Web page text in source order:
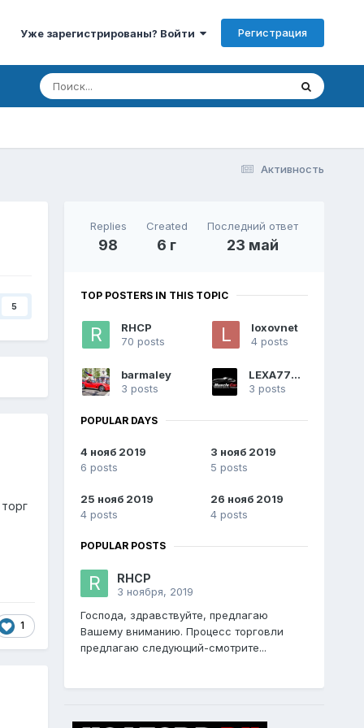
Уже зарегистрированы? Войти Регистрация
Активность
5
1
Replies
98
Created
6 г
Последний ответ
23 май
TOP POSTERS IN THIS TOPIC
RHCP
70 posts
loxovnet
4 posts
barmaley
3 posts
LEXA77766
3 posts
POPULAR DAYS
4 нояб 2019
6 posts
3 нояб 2019
5 posts
25 нояб 2019
4 posts
26 нояб 2019
4 posts
POPULAR POSTS
RHCP
3 ноября, 2019
Господа, здравствуйте, предлагаю
Вашему вниманию. Процесс торговли
предлагаю следующий-смотрите...